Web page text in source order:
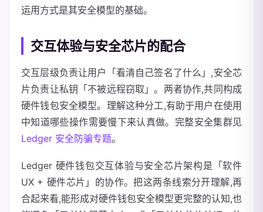
运用方式是其安全模型的基础。
交互体验与安全芯片的配合
交互层级负责让用户「看清自己签名了什么」,安全芯
片负责让私钥「不被远程窃取」。两者协作,共同构成
硬件钱包安全模型。理解这种分工,有助于用户在使用
中知道哪些操作需要慢下来认真做。完整安全集群见
Ledger 安全防骗专题。
Ledger 硬件钱包交互体验与安全芯片架构是「软件
UX + 硬件芯片」的协作。把这两条线索分开理解,再
合起来看,能形成对硬件钱包安全模型更完整的认知,也